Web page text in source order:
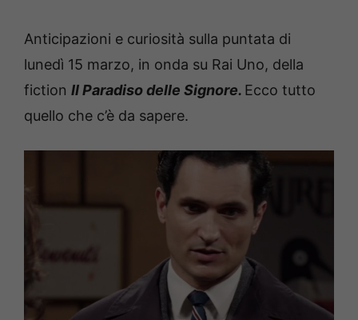
Anticipazioni e curiosità sulla puntata di
lunedì 15 marzo, in onda su Rai Uno, della
fiction Il Paradiso delle Signore. Ecco tutto
quello che c’è da sapere.